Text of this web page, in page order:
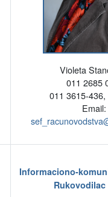
Violeta
011 2685
011 3615-
Email:
Informaciono-